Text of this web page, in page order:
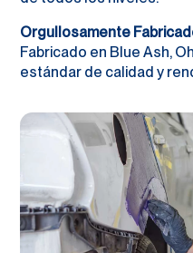
Orgullosamente
Fabricado en Blue Ash,
estándar de calidad y